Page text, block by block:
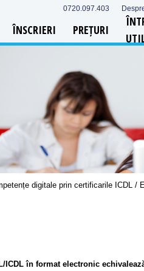
0720.097.403
ÎNSCRIERI PREȚURI
digitale prin certificarile ICDL /
ICDL în format electronic